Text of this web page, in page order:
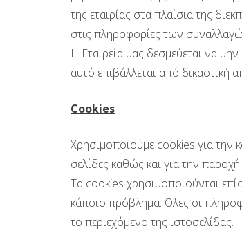
της εταιρίας στα πλαίσια της
στις πληροφορίες των
Η Εταιρεία μας δεσμεύεται να
αυτό επιβάλλεται από
Cookies
Χρησιμοποιούμε cookies για την
σελίδες καθώς και για την
Τα cookies χρησιμοποιούνται
κάποιο πρόβλημα. Όλες οι
το περιεχόμενο της ιστοσελίδας.